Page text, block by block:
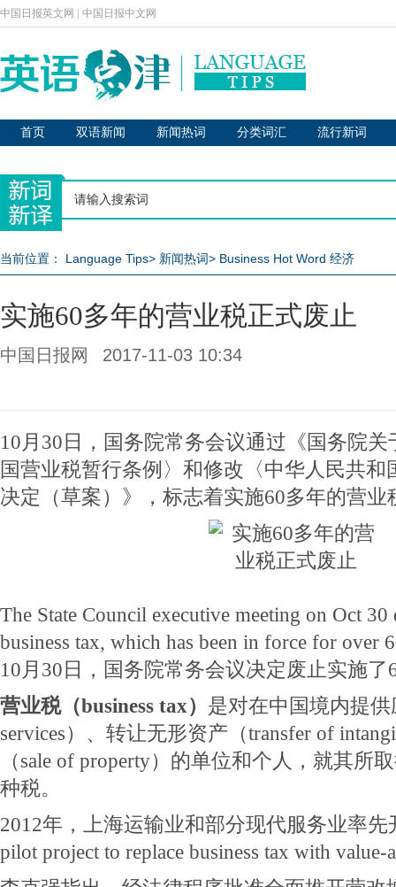
中国日报英文网 中国日报中文网
首页 双语新闻 新闻热词 分类词汇 流行新词
当前位置： Language Tips> 新闻热词> Business Hot Word 经济
实施60多年的营业税正式废止
中国日报网 2017-11-03 10:34
10月30日，国务院常务会议通过《国务院
国营业税暂行条例〉和修改〈中华人民共和
决定（草案）》，标志着实施60多年的营
The State Council executive meeting on Oct 30
business tax, which has been in force for over
10月30日，国务院常务会议决定废止实施
营业税（business tax） 是对在中国境内提供
services）、转让无形资产（transfer of
（sale of property）的单位和个人，就其所
种税。
2012年，上海运输业和部分现代服务业率先
pilot project to replace business tax with value-